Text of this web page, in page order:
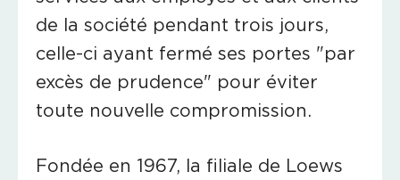
de la société pendant trois jours,
celle-ci ayant fermé ses portes "par
excès de prudence" pour éviter
toute nouvelle compromission.
Fondée en 1967, la filiale de Loews